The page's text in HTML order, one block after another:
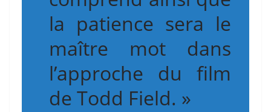
la patience sera le
maître mot dans
l’approche du film
de Todd Field. »